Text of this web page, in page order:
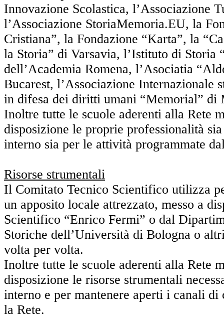
Innovazione Scolastica, l’Associazione
l’Associazione StoriaMemoria.EU, la
Cristiana”, la Fondazione “Karta”, la
la Storia” di Varsavia, l’Istituto di Storia
dell’Academia Romena, l’Asociatia
Bucarest, l’Associazione Internazionale
in difesa dei diritti umani “Memorial” di
Inoltre tutte le scuole aderenti alla Rete
disposizione le proprie professionalità
interno sia per le attività programmate
Risorse strumentali
Il Comitato Tecnico Scientifico utilizza
un apposito locale attrezzato, messo a
Scientifico “Enrico Fermi” o dal
Storiche dell’Università di Bologna o
volta per volta.
Inoltre tutte le scuole aderenti alla Rete
disposizione le risorse strumentali
interno e per mantenere aperti i canali di
la Rete.